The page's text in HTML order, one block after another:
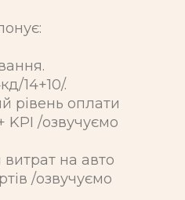
14+10/.
рівень оплати
KPI /озвучуємо
на авто
/озвучуємо